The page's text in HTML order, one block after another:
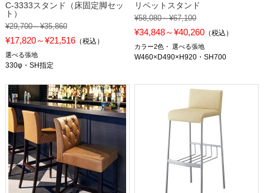
C-3333スタンド（床固定脚セッ
ト）
¥29,700～¥35,860
¥17,820～¥21,516（税込）
選べる張地
330φ・SH指定
リペットスタンド
¥58,080～¥67,100
¥34,848～¥40,260 （税込）
カラー2色 選べる張地
W460×D490×H920・SH700